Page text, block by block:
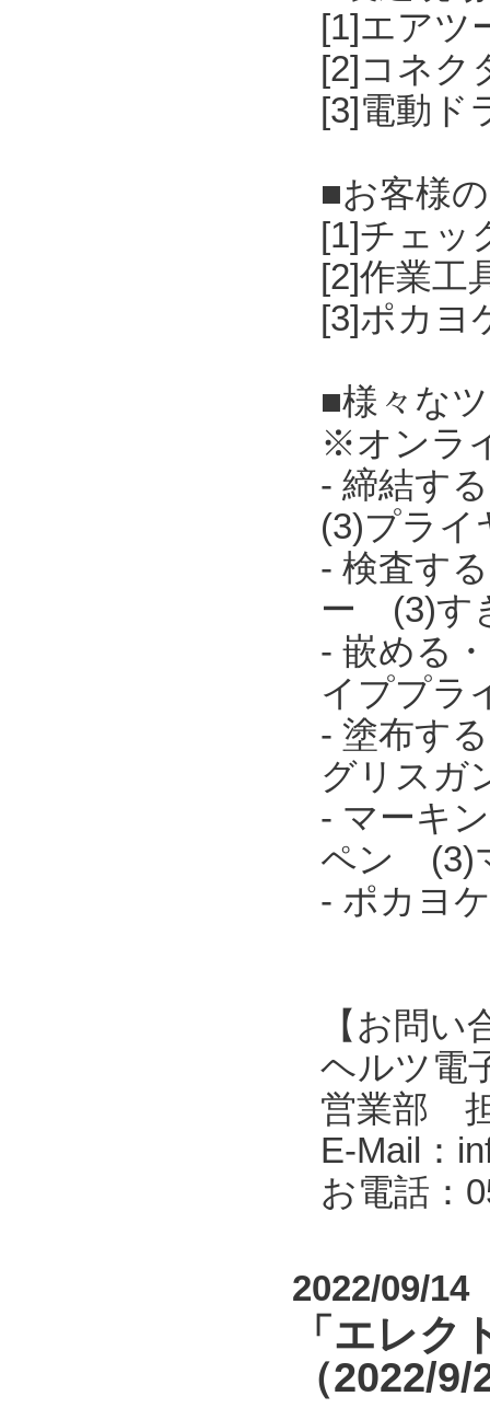
[1]エアツ
[2]コネク
[3]電動ド
■お客様
[1]チェッ
[2]作業工
[3]ポカヨ
■様々な
※オンラ
- 締結す
(3)プライ
- 検査す
ー (3)す
- 嵌める
イププラ
- 塗布す
グリスガ
- マーキ
ペン (3)
- ポカヨ
【お問い
ヘルツ電
営業部
E-Mail：
お電話：
2022/09/14
「エレ
（2022/